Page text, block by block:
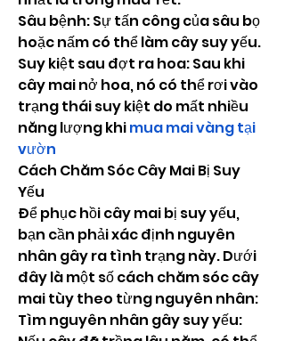
Sâu bệnh: Sự tấn công của sâu bọ
hoặc nấm có thể làm cây suy yếu.
Suy kiệt sau đợt ra hoa: Sau khi
cây mai nở hoa, nó có thể rơi vào
trạng thái suy kiệt do mất nhiều
năng lượng khi mua mai vàng tại
vườn
Cách Chăm Sóc Cây Mai Bị Suy
Yếu
Để phục hồi cây mai bị suy yếu,
bạn cần phải xác định nguyên
nhân gây ra tình trạng này. Dưới
đây là một số cách chăm sóc cây
mai tùy theo từng nguyên nhân:
Tìm nguyên nhân gây suy yếu: